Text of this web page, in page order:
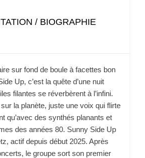
/ BIOGRAPHIE
sur fond de boule à facettes bon
Up, c’est la quête d’une nuit
filantes se réverbèrent à l’infini.
la planète, juste une voix qui flirte
qu’avec des synthés planants et
des années 80. Sunny Side Up
actif depuis début 2025. Après
le groupe sort son premier